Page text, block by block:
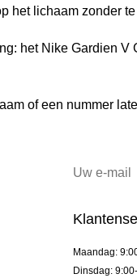
het lichaam zonder
het Nike Gardien
of een nummer
Maandag:
Dinsdag: